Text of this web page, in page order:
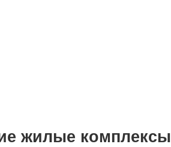
жилые комплексы